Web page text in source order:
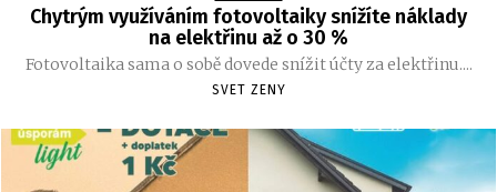
Chytrým využíváním fotovoltaiky snížíte náklady
na elektřinu až o 30 %
Fotovoltaika sama o sobě dovede snížit účty za elektřinu....
SVET ZENY